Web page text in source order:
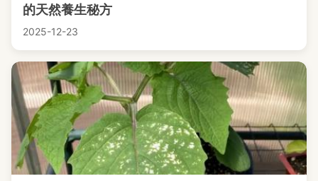
的天然養生秘方
2025-12-23